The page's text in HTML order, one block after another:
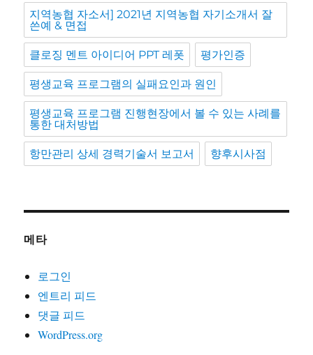
지역농협 자소서] 2021년 지역농협 자기소개서 잘
쓴예 & 면접
클로징 멘트 아이디어 PPT 레폿 평가인증
평생교육 프로그램의 실패요인과 원인
평생교육 프로그램 진행현장에서 볼 수 있는 사례를
통한 대처방법
항만관리 상세 경력기술서 보고서 향후시사점
메타
로그인
엔트리 피드
댓글 피드
WordPress.org